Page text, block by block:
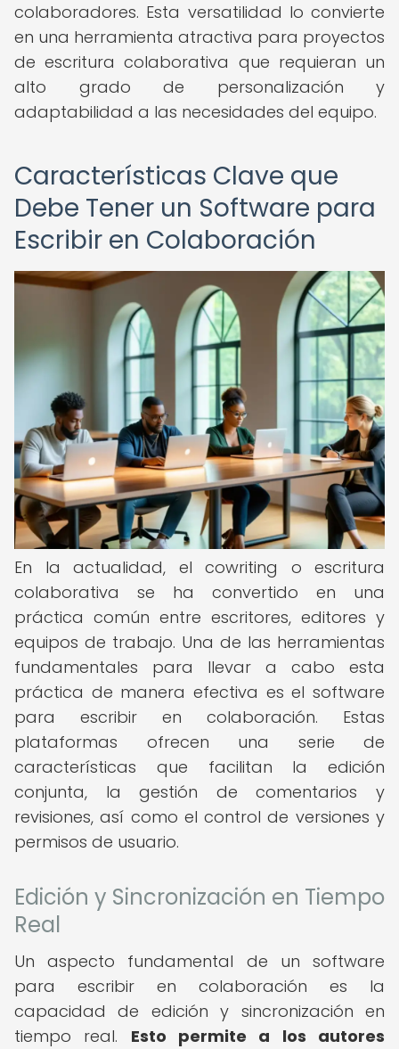
colaboradores. Esta versatilidad lo convierte
en una herramienta atractiva para proyectos
de escritura colaborativa que requieran un
alto grado de personalización y
adaptabilidad a las necesidades del equipo.
Características Clave que
Debe Tener un Software para
Escribir en Colaboración
En la actualidad, el cowriting o escritura
colaborativa se ha convertido en una
práctica común entre escritores, editores y
equipos de trabajo. Una de las herramientas
fundamentales para llevar a cabo esta
práctica de manera efectiva es el software
para escribir en colaboración. Estas
plataformas ofrecen una serie de
características que facilitan la edición
conjunta, la gestión de comentarios y
revisiones, así como el control de versiones y
permisos de usuario.
Edición y Sincronización en Tiempo
Real
Un aspecto fundamental de un software
para escribir en colaboración es la
capacidad de edición y sincronización en
tiempo real. Esto permite a los autores